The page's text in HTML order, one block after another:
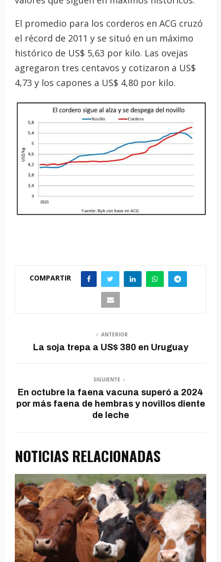
El promedio para los corderos en ACG cruzó
el récord de 2011 y se situó en un máximo
histórico de US$ 5,63 por kilo. Las ovejas
agregaron tres centavos y cotizaron a US$
4,73 y los capones a US$ 4,80 por kilo.
COMPARTIR
ANTERIOR
La soja trepa a US$ 380 en Uruguay
SIGUIENTE
En octubre la faena vacuna superó a 2024
por más faena de hembras y novillos diente
de leche
NOTICIAS RELACIONADAS